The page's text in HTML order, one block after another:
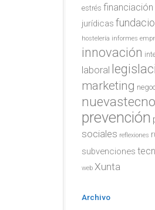
estrés financiación
jurídicas
hostelería informes
innovación
laboral
marketing
prevención
sociales reflexiones
subvenciones
web Xunta
Archivo